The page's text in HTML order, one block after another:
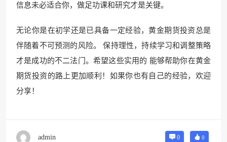
信息未必适合你，做足功课和研究才是关键。
无论你是在初学还是已具备一定经验，黄金期货投资总是
伴随着不可预测的风险。 保持理性，持续学习和调整策略
才是成功的不二法门。希望这些实用的 能够帮助你在黄金
期货投资的路上更加顺利！如果你也有自己的经验，欢迎
分享！
admin 0 0